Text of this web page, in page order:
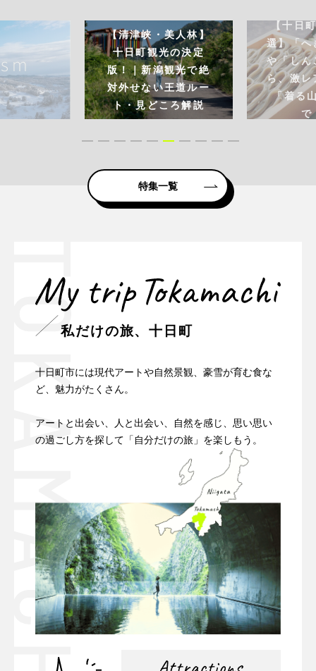
【清津峡・美人林】
十日町観光の決定
版！｜新潟観光で絶
対外せない王道ルー
ト・見どころ解説
【十日町土産
選】「へぎそば
や「しんこ餅」
ら、激レア地酒
「着る山菜」
で！
特集一覧
私だけの旅、十日町
十日町市には現代アートや自然景観、豪雪が育む食な
ど、魅力がたくさん。
アートと出会い、人と出会い、自然を感じ、思い思い
の過ごし方を探して「自分だけの旅」を楽しもう。